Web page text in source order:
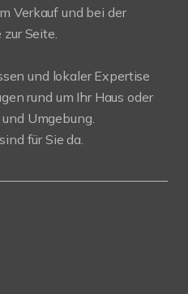
Verkauf und bei der
Seite.
und lokaler Expertise
rund um Ihr Haus oder
Umgebung.
für Sie da.